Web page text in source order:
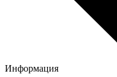
Информация